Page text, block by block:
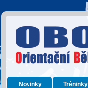
Novinky Tréninky